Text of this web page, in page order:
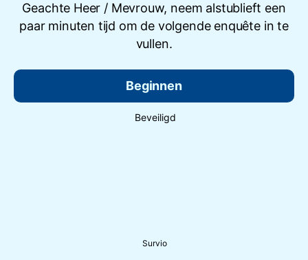
Geachte Heer / Mevrouw, neem alstublieft een
paar minuten tijd om de volgende enquête in te
vullen.
Beginnen
Beveiligd
Survio